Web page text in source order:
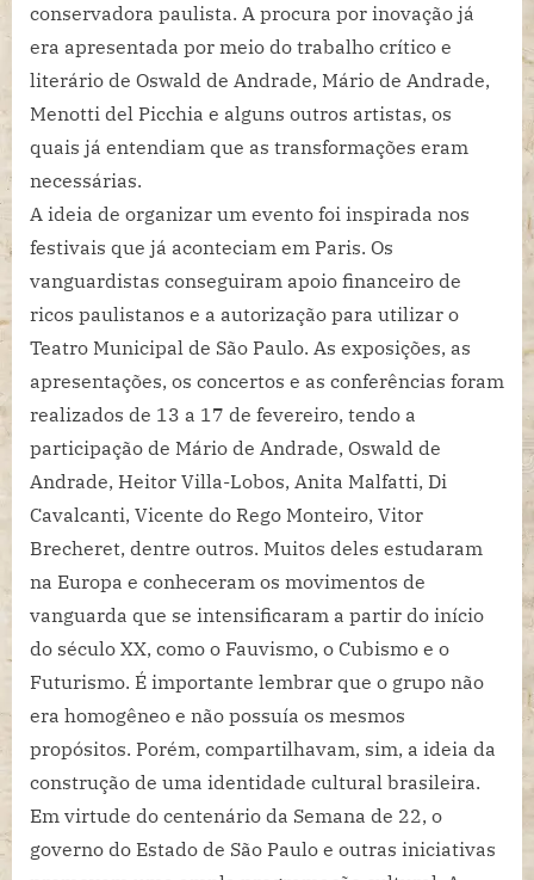
conservadora paulista. A procura por inovação já
era apresentada por meio do trabalho crítico e
literário de Oswald de Andrade, Mário de Andrade,
Menotti del Picchia e alguns outros artistas, os
quais já entendiam que as transformações eram
necessárias.
A ideia de organizar um evento foi inspirada nos
festivais que já aconteciam em Paris. Os
vanguardistas conseguiram apoio financeiro de
ricos paulistanos e a autorização para utilizar o
Teatro Municipal de São Paulo. As exposições, as
apresentações, os concertos e as conferências foram
realizados de 13 a 17 de fevereiro, tendo a
participação de Mário de Andrade, Oswald de
Andrade, Heitor Villa-Lobos, Anita Malfatti, Di
Cavalcanti, Vicente do Rego Monteiro, Vitor
Brecheret, dentre outros. Muitos deles estudaram
na Europa e conheceram os movimentos de
vanguarda que se intensificaram a partir do início
do século XX, como o Fauvismo, o Cubismo e o
Futurismo. É importante lembrar que o grupo não
era homogêneo e não possuía os mesmos
propósitos. Porém, compartilhavam, sim, a ideia da
construção de uma identidade cultural brasileira.
Em virtude do centenário da Semana de 22, o
governo do Estado de São Paulo e outras iniciativas